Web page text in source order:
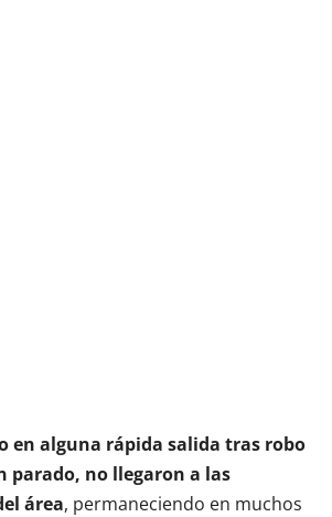
en alguna rápida salida tras robo
parado, no llegaron a las
área, permaneciendo en muchos